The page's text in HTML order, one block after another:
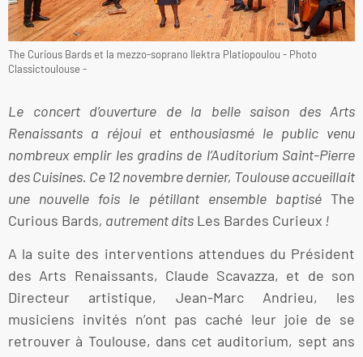
The Curious Bards et la mezzo-soprano Ilektra Platiopoulou - Photo
Classictoulouse -
Le concert d’ouverture de la belle saison des Arts
Renaissants a réjoui et enthousiasmé le public venu
nombreux emplir les gradins de l’Auditorium Saint-Pierre
des Cuisines. Ce 12 novembre dernier, Toulouse accueillait
une nouvelle fois le pétillant ensemble baptisé The
Curious Bards, autrement dits Les Bardes Curieux !
A la suite des interventions attendues du Président
des Arts Renaissants, Claude Scavazza, et de son
Directeur artistique, Jean-Marc Andrieu, les
musiciens invités n’ont pas caché leur joie de se
retrouver à Toulouse, dans cet auditorium, sept ans